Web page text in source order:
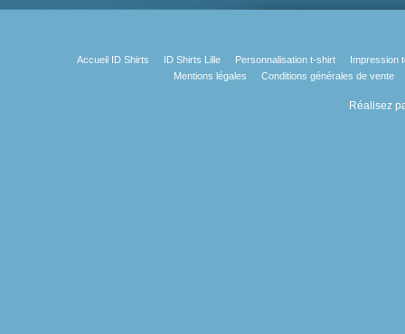
Accueil ID Shirts ID Shirts Lille Personnalisation t-shirt
Impression
Mentions légales
Conditions générales de vente
Réalisez